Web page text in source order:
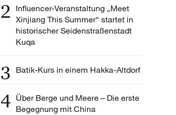
2 Influencer-Veranstaltung „Meet
Xinjiang This Summer“ startet in
historischer Seidenstraßenstadt
Kuqa
3 Batik-Kurs in einem Hakka-Altdorf
4 Über Berge und Meere – Die erste
Begegnung mit China